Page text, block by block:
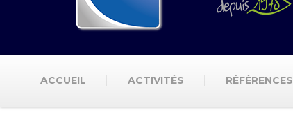
ACCUEIL ACTIVITÉS RÉFÉRENCES